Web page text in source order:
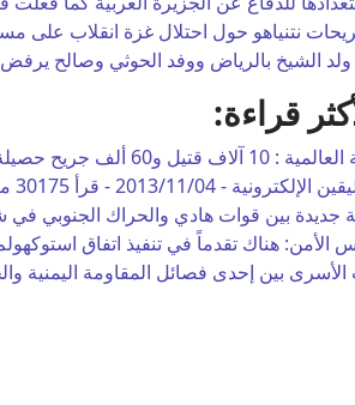
نتنياهو حول احتلال غزة انقلاب على
الشيخ بالرياض ووفد الحوثي وصالح
قراءة:
ألف جريح حصيلة حرب اليمن -
الإلكترونية -2013/11/04
- قرأ 30175 مرُة
جديدة بين قوات هادي والحراك الجنوبي
الأمن: هناك تقدماً في تنفيذ اتفاق
بين إحدى فصائل المقاومة اليمنية
اليمني صالح الحميدي في القاهرة